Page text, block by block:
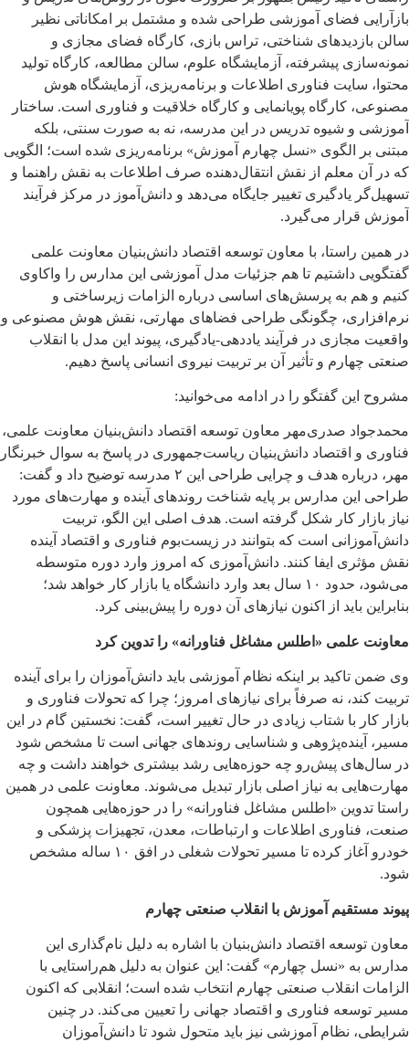
بازآرایی فضای آموزشی طراحی شده و مشتمل بر امکاناتی نظیر
سالن بازدیدهای شناختی، تراس بازی، کارگاه فضای مجازی و
نمونه‌سازی پیشرفته، آزمایشگاه علوم، سالن مطالعه، کارگاه تولید
محتوا، سایت فناوری اطلاعات و برنامه‌ریزی، آزمایشگاه هوش
مصنوعی، کارگاه پویانمایی و کارگاه خلاقیت و فناوری است. ساختار
آموزشی و شیوه تدریس در این مدرسه، نه به صورت سنتی، بلکه
مبتنی بر الگوی «نسل چهارم آموزش» برنامه‌ریزی شده است؛ الگویی
که در آن معلم از نقش انتقال‌دهنده صرف اطلاعات به نقش راهنما و
تسهیل‌گر یادگیری تغییر جایگاه می‌دهد و دانش‌آموز در مرکز فرآیند
آموزش قرار می‌گیرد.
در همین راستا، با معاون توسعه اقتصاد دانش‌بنیان معاونت علمی
گفتگویی داشتیم تا هم جزئیات مدل آموزشی این مدارس را واکاوی
کنیم و هم به پرسش‌های اساسی درباره الزامات زیرساختی و
نرم‌افزاری، چگونگی طراحی فضاهای مهارتی، نقش هوش مصنوعی و
واقعیت مجازی در فرآیند یاددهی-یادگیری، پیوند این مدل با انقلاب
صنعتی چهارم و تأثیر آن بر تربیت نیروی انسانی پاسخ دهیم.
مشروح این گفتگو را در ادامه می‌خوانید:
محمدجواد صدری‌مهر معاون توسعه اقتصاد دانش‌بنیان معاونت علمی،
فناوری و اقتصاد دانش‌بنیان ریاست‌جمهوری در پاسخ به سوال خبرنگار
مهر، درباره هدف و چرایی طراحی این ۲ مدرسه توضیح داد و گفت:
طراحی این مدارس بر پایه شناخت روندهای آینده و مهارت‌های مورد
نیاز بازار کار شکل گرفته است. هدف اصلی این الگو، تربیت
دانش‌آموزانی است که بتوانند در زیست‌بوم فناوری و اقتصاد آینده
نقش مؤثری ایفا کنند. دانش‌آموزی که امروز وارد دوره متوسطه
می‌شود، حدود ۱۰ سال بعد وارد دانشگاه یا بازار کار خواهد شد؛
بنابراین باید از اکنون نیازهای آن دوره را پیش‌بینی کرد.
معاونت علمی «اطلس مشاغل فناورانه» را تدوین کرد
وی ضمن تاکید بر اینکه نظام آموزشی باید دانش‌آموزان را برای آینده
تربیت کند، نه صرفاً برای نیازهای امروز؛ چرا که تحولات فناوری و
بازار کار با شتاب زیادی در حال تغییر است، گفت: نخستین گام در این
مسیر، آینده‌پژوهی و شناسایی روندهای جهانی است تا مشخص شود
در سال‌های پیش‌رو چه حوزه‌هایی رشد بیشتری خواهند داشت و چه
مهارت‌هایی به نیاز اصلی بازار تبدیل می‌شوند. معاونت علمی در همین
راستا تدوین «اطلس مشاغل فناورانه» را در حوزه‌هایی همچون
صنعت، فناوری اطلاعات و ارتباطات، معدن، تجهیزات پزشکی و
خودرو آغاز کرده تا مسیر تحولات شغلی در افق ۱۰ ساله مشخص
شود.
پیوند مستقیم آموزش با انقلاب صنعتی چهارم
معاون توسعه اقتصاد دانش‌بنیان با اشاره به دلیل نام‌گذاری این
مدارس به «نسل چهارم» گفت: این عنوان به دلیل هم‌راستایی با
الزامات انقلاب صنعتی چهارم انتخاب شده است؛ انقلابی که اکنون
مسیر توسعه فناوری و اقتصاد جهانی را تعیین می‌کند. در چنین
شرایطی، نظام آموزشی نیز باید متحول شود تا دانش‌آموزان